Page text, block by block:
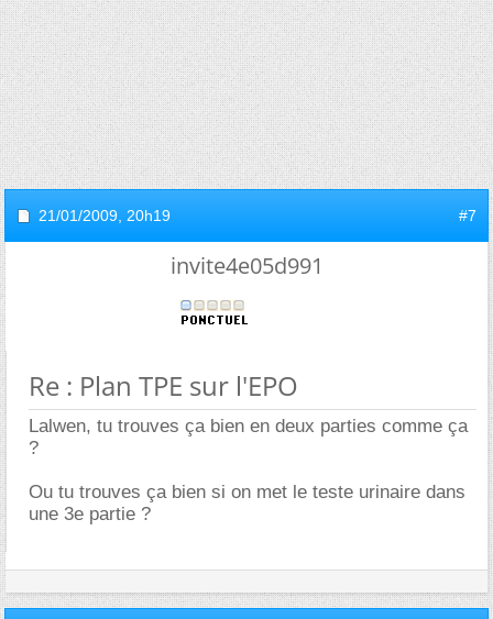
21/01/2009, 20h19 #7
invite4e05d991
Re : Plan TPE sur l'EPO
Lalwen, tu trouves ça bien en deux parties comme ça
?
Ou tu trouves ça bien si on met le teste urinaire dans
une 3e partie ?